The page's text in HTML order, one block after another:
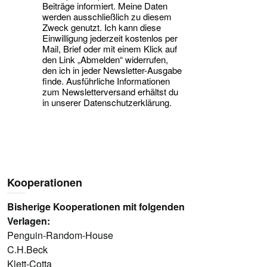
Beiträge informiert. Meine Daten
werden ausschließlich zu diesem
Zweck genutzt. Ich kann diese
Einwilligung jederzeit kostenlos per
Mail, Brief oder mit einem Klick auf
den Link „Abmelden“ widerrufen,
den ich in jeder Newsletter-Ausgabe
finde. Ausführliche Informationen
zum Newsletterversand erhältst du
in unserer Datenschutzerklärung.
Kooperationen
Bisherige Kooperationen mit folgenden
Verlagen:
Penguin-Random-House
C.H.Beck
Klett-Cotta